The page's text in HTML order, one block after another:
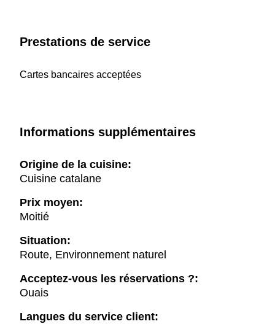
Prestations de service
Cartes bancaires acceptées
Informations supplémentaires
Origine de la cuisine:
Cuisine catalane
Prix moyen:
Moitié
Situation:
Route, Environnement naturel
Acceptez-vous les réservations ?:
Ouais
Langues du service client: